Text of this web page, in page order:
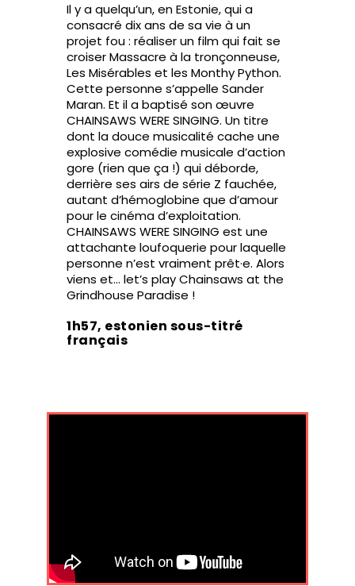
Il y a quelqu’un, en Estonie, qui a
consacré dix ans de sa vie à un
projet fou : réaliser un film qui fait se
croiser Massacre à la tronçonneuse,
Les Misérables et les Monthy Python.
Cette personne s’appelle Sander
Maran. Et il a baptisé son œuvre
CHAINSAWS WERE SINGING. Un titre
dont la douce musicalité cache une
explosive comédie musicale d’action
gore (rien que ça !) qui déborde,
derrière ses airs de série Z fauchée,
autant d’hémoglobine que d’amour
pour le cinéma d’exploitation.
CHAINSAWS WERE SINGING est une
attachante loufoquerie pour laquelle
personne n’est vraiment prêt·e. Alors
viens et… let’s play Chainsaws at the
Grindhouse Paradise !
1h57, estonien sous-titré
français